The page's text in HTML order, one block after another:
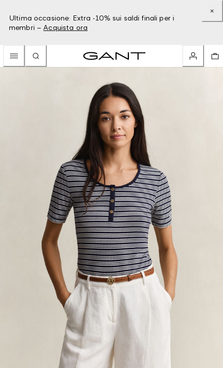
Ultima occasione: Extra -10% sui saldi finali per i
membri – Acquista ora